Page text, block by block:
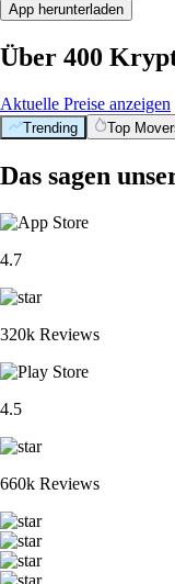
App herunterladen
Über 400
Aktuelle Preise anzeigen
Trending Top
Das sagen
4.7
320k Reviews
4.5
660k Reviews